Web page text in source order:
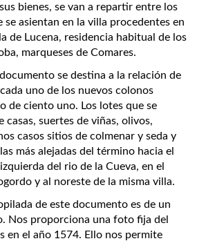
bienes, se van a repartir entre los
se asientan en la villa procedentes en
de Lucena, residencia habitual de los
marqueses de Comares.
se destina a la relación de
uno de los nuevos colonos
de ciento uno. Los lotes que se
casas, suertes de viñas, olivos,
casos sitios de colmenar y seda y
más alejadas del término hacia el
del rio de la Cueva, en el
y al noreste de la misma villa.
de este documento es de un
Nos proporciona una foto fija del
en el año 1574. Ello nos permite